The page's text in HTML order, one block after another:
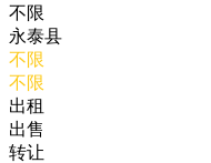
不限
永泰县
不限
不限
出租
出售
转让